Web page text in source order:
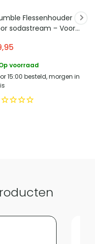
chique, Retro
Staand
Flessenhouder
sodastream – Voor
voorraad
15:00 besteld, morgen in